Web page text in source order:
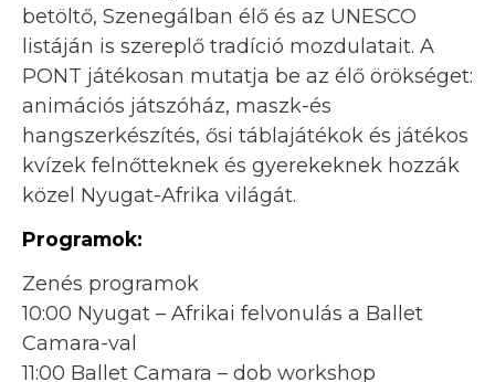
betöltő, Szenegálban élő és az UNESCO
listáján is szereplő tradíció mozdulatait. A
PONT játékosan mutatja be az élő örökséget:
animációs játszóház, maszk-és
hangszerkészítés, ősi táblajátékok és játékos
kvízek felnőtteknek és gyerekeknek hozzák
közel Nyugat-Afrika világát.
Programok:
Zenés programok
10:00 Nyugat – Afrikai felvonulás a Ballet
Camara-val
11:00 Ballet Camara – dob workshop